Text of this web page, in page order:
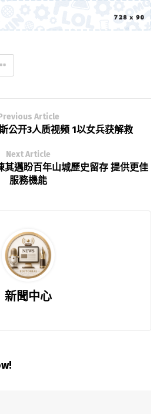
Article
公开3人质视频 1以女兵获解救
Next Article
其邁盼百年山城歷史留存 提供更佳
服務機能
新聞中心